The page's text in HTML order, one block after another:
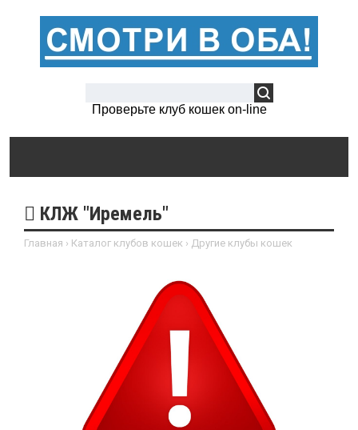
Проверьте клуб кошек on-line
КЛЖ "Иремель"
Главная › Каталог клубов кошек › Другие клубы кошек